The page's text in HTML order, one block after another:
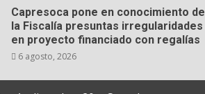
Capresoca pone en conocimiento de
la Fiscalía presuntas irregularidades
en proyecto financiado con regalías
6 agosto, 2026